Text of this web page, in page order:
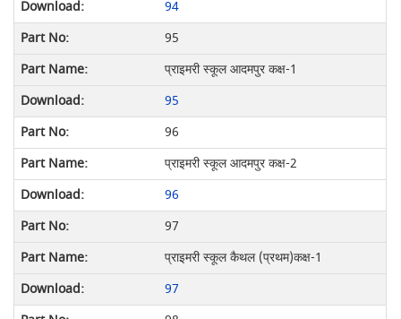
94
95
प्राइमरी स्कूल आदमपुर कक्ष-1
95
96
प्राइमरी स्कूल आदमपुर कक्ष-2
96
97
प्राइमरी स्कूल कैथल (प्रथम)कक्ष-1
97